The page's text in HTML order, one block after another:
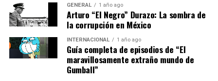
Contexto y análisis
Esta decisión del TEPJF llega en un momento crucial,
donde la transparencia y la rendición de cuentas en los
procesos electorales están bajo un escrutinio constante.
GENERAL 1 año ago
Arturo “El Negro” Durazo: La sombra de
la corrupción en México
INTERNACIONAL 1 año ago
Guía completa de episodios de “El
maravillosamente extraño mundo de
Gumball”